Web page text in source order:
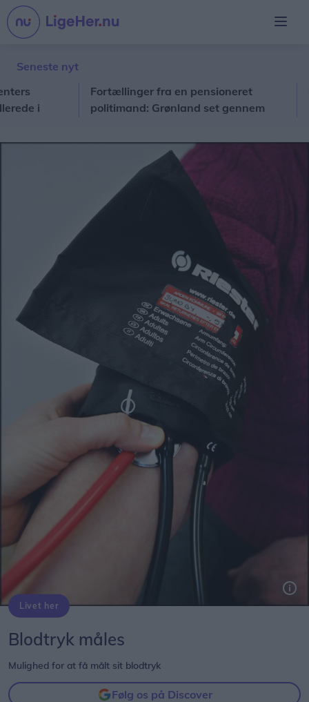
Seneste nyt
i
Fortællinger fra en pensioneret
politimand: Grønland set gennem
Livet her
Blodtryk måles
Mulighed for at få målt sit blodtryk
Følg os på Discover